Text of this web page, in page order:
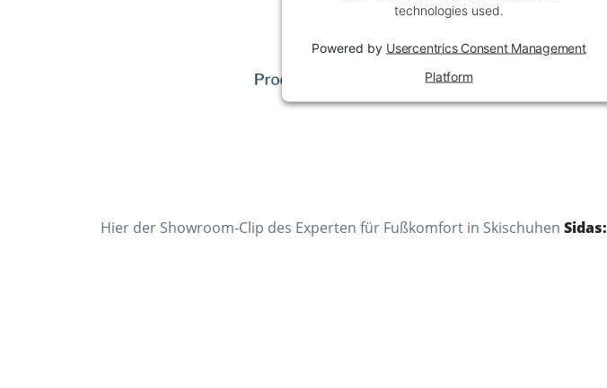
technologies used.
Powered by Usercentrics Consent Management
Platform
Hier der Showroom-Clip des Experten für Fußkomfort in Skischuhen Sidas: